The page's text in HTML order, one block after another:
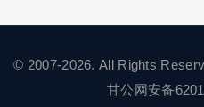
© 2007-2026. All Rights
甘公网安备